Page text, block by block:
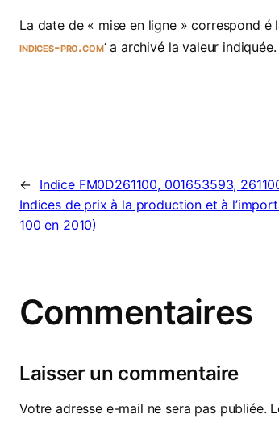
La date de « mise en ligne » correspond é
indices-pro.com‘ a archivé la valeur indiquée.
← Indice FM0D261100, 001653593,
Indices de prix à la production et à
100 en 2010)
Commentaires
Laisser un commentaire
Votre adresse e-mail ne sera pas publiée.